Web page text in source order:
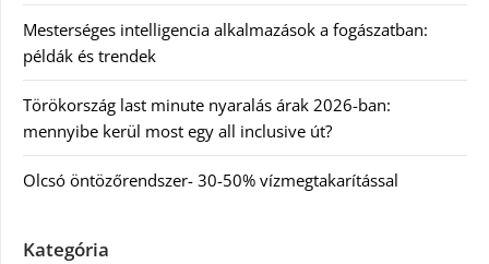
Mesterséges intelligencia alkalmazások a fogászatban:
példák és trendek
Törökország last minute nyaralás árak 2026-ban:
mennyibe kerül most egy all inclusive út?
Olcsó öntözőrendszer- 30-50% vízmegtakarítással
Kategória